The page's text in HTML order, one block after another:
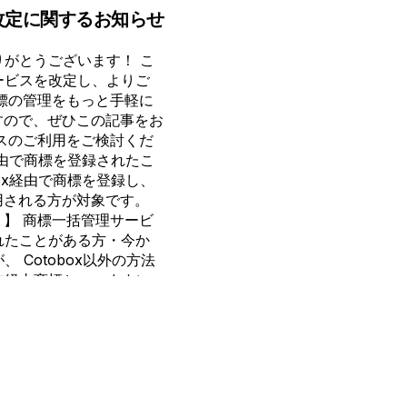
に関するお知らせ
とうございます！ こ
スを改定し、よりご
の管理をもっと手軽に
で、ぜひこの記事をお
のご利用をご検討くだ
商標を登録されたこ
由で商標を登録し、
れる方が対象です。
商標一括管理サービ
ことがある方・今か
Cotobox以外の方法
由商標といいます）